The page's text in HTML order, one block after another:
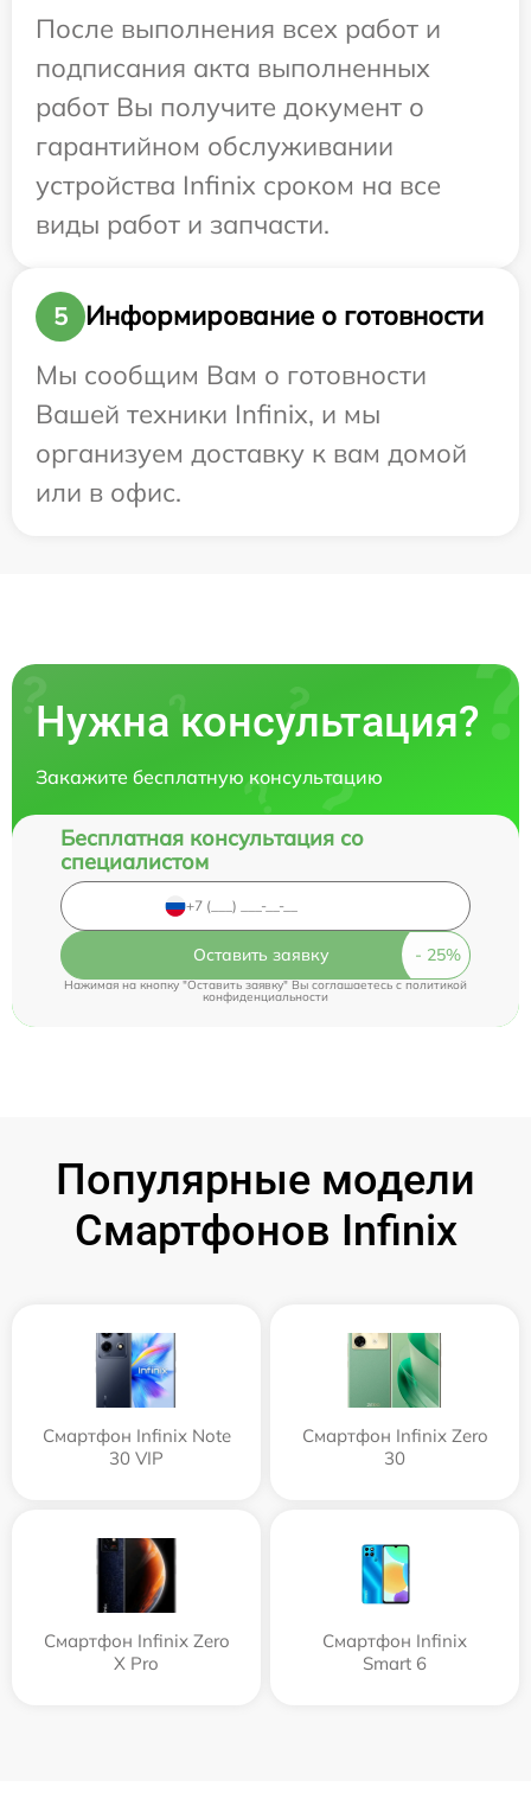
После выполнения всех работ и
подписания акта выполненных
работ Вы получите документ о
гарантийном обслуживании
устройства Infinix сроком на все
виды работ и запчасти.
5
Информирование о готовности
Мы сообщим Вам о готовности
Вашей техники Infinix, и мы
организуем доставку к вам домой
или в офис.
Нужна консультация?
Закажите бесплатную консультацию
Бесплатная консультация со
специалистом
Оставить заявку
Нажимая на кнопку "Оставить заявку" Вы соглашаетесь cполитикой
конфиденциальности
Популярные модели
Смартфонов Infinix
Смартфон Infinix Note
30 VIP
Смартфон Infinix Zero
30
Смартфон Infinix Zero
X Pro
Смартфон Infinix
Smart 6